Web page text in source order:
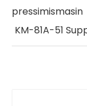
pressimismasin
KM-81A-51